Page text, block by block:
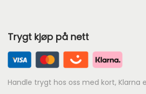
e
:
k
Trygt kjøp på nett
Handle trygt hos oss med kort, Klarna